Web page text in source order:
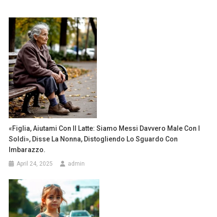
«Figlia, Aiutami Con Il Latte: Siamo Messi Davvero Male Con I
Soldi», Disse La Nonna, Distogliendo Lo Sguardo Con
Imbarazzo.
April 24, 2025 admin